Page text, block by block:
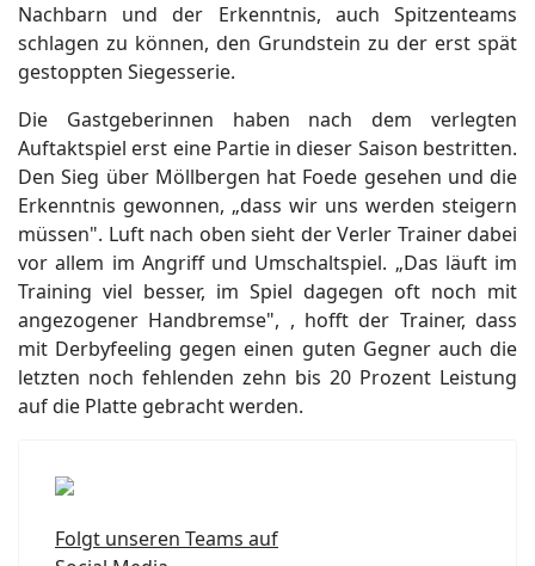
Nachbarn und der Erkenntnis, auch Spitzenteams
schlagen zu können, den Grundstein zu der erst spät
gestoppten Siegesserie.
Die Gastgeberinnen haben nach dem verlegten
Auftaktspiel erst eine Partie in dieser Saison bestritten.
Den Sieg über Möllbergen hat Foede gesehen und die
Erkenntnis gewonnen, „dass wir uns werden steigern
müssen". Luft nach oben sieht der Verler Trainer dabei
vor allem im Angriff und Umschaltspiel. „Das läuft im
Training viel besser, im Spiel dagegen oft noch mit
angezogener Handbremse", , hofft der Trainer, dass
mit Derbyfeeling gegen einen guten Gegner auch die
letzten noch fehlenden zehn bis 20 Prozent Leistung
auf die Platte gebracht werden.
Folgt unseren Teams auf